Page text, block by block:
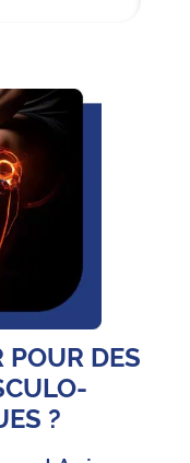
POUR DES
?